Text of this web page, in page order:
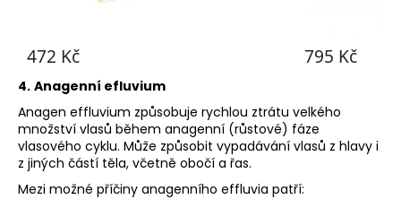
4. Anagenní efluvium
Anagen effluvium způsobuje rychlou ztrátu velkého
množství vlasů během anagenní (růstové) fáze
vlasového cyklu. Může způsobit vypadávání vlasů z hlavy i
z jiných částí těla, včetně obočí a řas.
Mezi možné příčiny anagenního effluvia patří: